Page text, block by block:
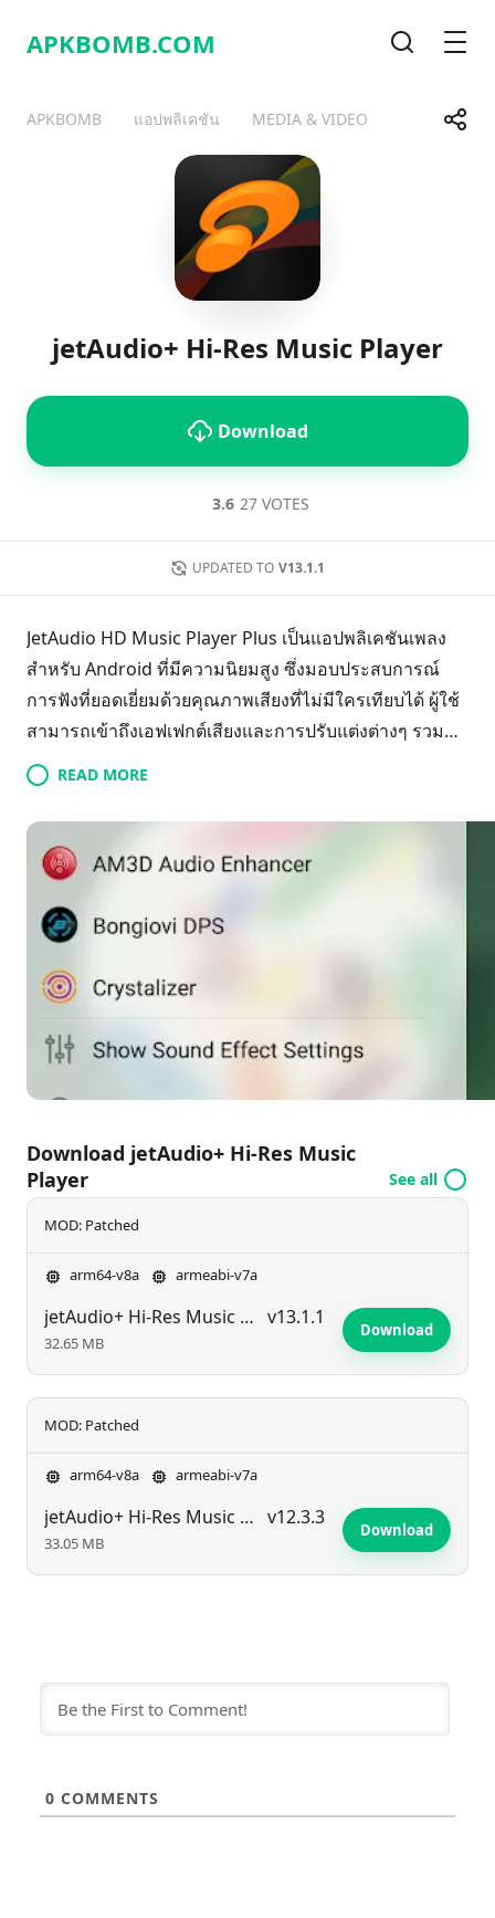
APKBOMB.COM
APKBOMB แอปพลิเคชัน MEDIA & VIDEO Share
Telegram
jetAudio+ Hi-Res Music Player
Download
3.6 27 VOTES
UPDATED TO V13.1.1
JetAudio HD Music Player Plus เป็นแอปพลิเคชันเพลง
สำหรับ Android ที่มีความนิยมสูง ซึ่งมอบประสบการณ์
การฟังที่ยอดเยี่ยมด้วยคุณภาพเสียงที่ไม่มีใครเทียบได้ ผู้ใช้
สามารถเข้าถึงเอฟเฟกต์เสียงและการปรับแต่งต่างๆ รวมถึง
BBE และอีควอไลเซอร์ 10 แบนด์เพื่อปรับแต่งเสียงของตน
แอปนี้รองรับรูปแบบเสียงที่หลากหลาย เพื่อให้แน่ใจว่ามี
ความหลากหลายในการเล่นเพลง ด้วยอินเทอร์เฟซที่ใช้งาน
ง่าย ทำให้การนำทางผ่านการตั้งค่าเป็นเรื่องง่าย ทำให้คุณ
สนุกกับเพลงในคุณภาพที่ยอดเยี่ยมได้อย่างง่ายดาย—
ทั้งหมดนี้ฟรี สัมผัสประสบการณ์เพลงที่ไม่เคยมีมาก่อนด้วย
ฟีเจอร์ขั้นสูงของ JetAudio
READ MORE
Download jetAudio+ Hi-Res Music
Player
See all
MOD: Patched
arm64-v8a armeabi-v7a
jetAudio+ Hi-Res Music Player v13.1.1
32.65 MB
Download
MOD: Patched
arm64-v8a armeabi-v7a
jetAudio+ Hi-Res Music Player v12.3.3
33.05 MB
Download
0 COMMENTS